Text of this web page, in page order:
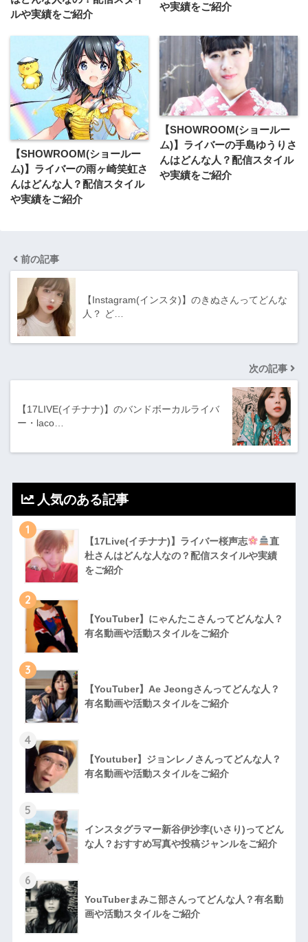
ルや実績をご紹介
や実績をご紹介
【SHOWROOM(ショールー
ム)】ライバーの雨ヶ崎笑虹さ
んはどんな人？配信スタイル
や実績をご紹介
【SHOWROOM(ショールー
ム)】ライバーの手島ゆうりさ
んはどんな人？配信スタイル
や実績をご紹介
前の記事
【Instagram(インスタ)】のきぬさんってどんな
人？ ど…
次の記事
【17LIVE(イチナナ)】のバンドボーカルライバ
ー・laco…
人気のある記事
1
【17Live(イチナナ)】ライバー桜声志
直
杜さんはどんな人なの？配信スタイルや実績
をご紹介
2
【YouTuber】にゃんたこさんってどんな⼈？
有名動画や活動スタイルをご紹介
3
【YouTuber】Ae Jeongさんってどんな⼈？
有名動画や活動スタイルをご紹介
4
【Youtuber】ジョンレノさんってどんな人？
有名動画や活動スタイルをご紹介
5
インスタグラマー新谷伊沙李(いさり)ってどん
な⼈？おすすめ写真や投稿ジャンルをご紹介
6
YouTuberまみこ部さんってどんな⼈？有名動
画や活動スタイルをご紹介